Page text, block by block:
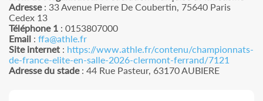
Adresse: 33 Avenue Pierre De Coubertin, 75640 Paris
Cedex 13
Téléphone 1 : 0153807000
Email : ffa@athle.fr
Site internet : https://www.athle.fr/contenu/championnats-
de-france-elite-en-salle-2026-clermont-ferrand/7121
Adresse du stade: 44 Rue Pasteur, 63170 AUBIERE